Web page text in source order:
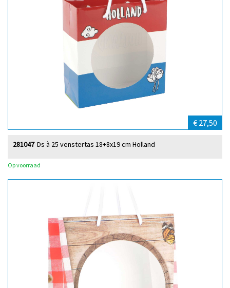
€ 27,50
Ds à 25 venstertas 18+8x19 cm Holland
281047
Op voorraad